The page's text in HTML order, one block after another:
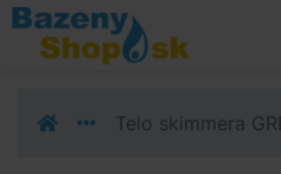
Prejsť k navigácii
Prejsť na obsah
Prejsť k bočnému stĺpci
Telo skimmera